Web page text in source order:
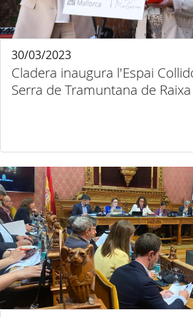
Cladera inaugura l'Espai
Serra de Tramuntana de Raixa
30/03/2023